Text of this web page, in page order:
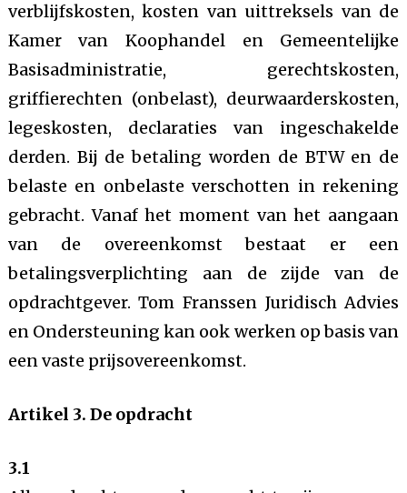
verblijfskosten, kosten van uittreksels van de
Kamer van Koophandel en Gemeentelijke
Basisadministratie, gerechtskosten,
griffierechten (onbelast), deurwaarderskosten,
legeskosten, declaraties van ingeschakelde
derden. Bij de betaling worden de BTW en de
belaste en onbelaste verschotten in rekening
gebracht. Vanaf het moment van het aangaan
van de overeenkomst bestaat er een
betalingsverplichting aan de zijde van de
opdrachtgever. Tom Franssen Juridisch Advies
en Ondersteuning kan ook werken op basis van
een vaste prijsovereenkomst.
Artikel 3. De opdracht
3.1